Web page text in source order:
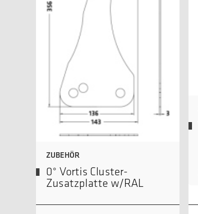
ZUBEHÖR
0° Vortis Cluster-
Zusatzplatte w/RAL